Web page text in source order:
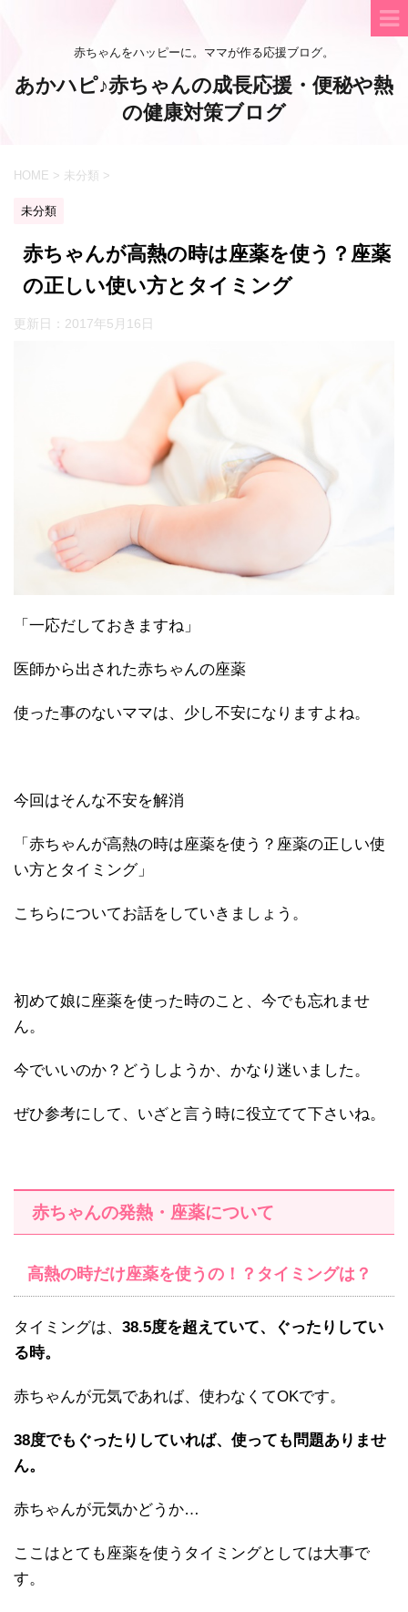
赤ちゃんをハッピーに。ママが作る応援ブログ。
あかハピ♪赤ちゃんの成長応援・便秘や熱
の健康対策ブログ
HOME > 未分類 >
未分類
赤ちゃんが高熱の時は座薬を使う？座薬
の正しい使い方とタイミング
更新日： 2017年5月16日
「一応だしておきますね」
医師から出された赤ちゃんの座薬
使った事のないママは、少し不安になりますよね。
今回はそんな不安を解消
「赤ちゃんが高熱の時は座薬を使う？座薬の正しい使
い方とタイミング」
こちらについてお話をしていきましょう。
初めて娘に座薬を使った時のこと、今でも忘れませ
ん。
今でいいのか？どうしようか、かなり迷いました。
ぜひ参考にして、いざと言う時に役立てて下さいね。
赤ちゃんの発熱・座薬について
高熱の時だけ座薬を使うの！？タイミングは？
タイミングは、 38.5度を超えていて、ぐったりしてい
る時。
赤ちゃんが元気であれば、使わなくてOKです。
38度でもぐったりしていれば、使っても問題ありませ
ん。
赤ちゃんが元気かどうか…
ここはとても座薬を使うタイミングとしては大事で
す。